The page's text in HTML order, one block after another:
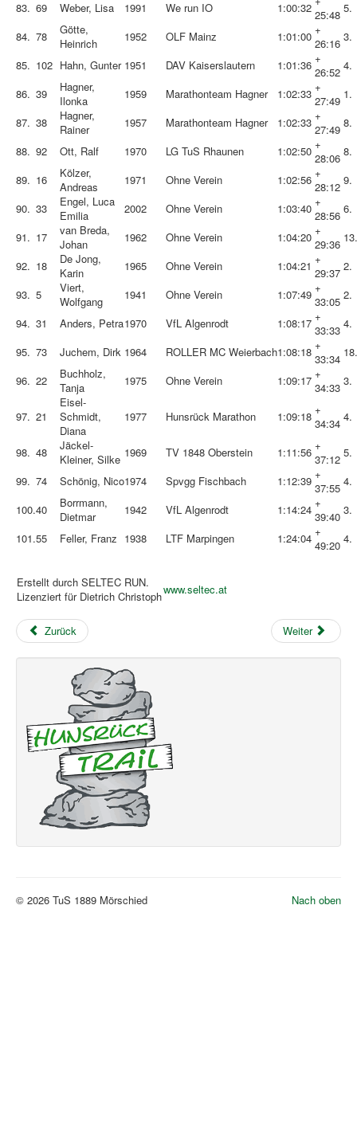
83. 69 Weber, Lisa 1991 We run IO 1:00:32 25:48 5.
84. 78
Götte,
Heinrich
1952 OLF Mainz 1:01:00 +
26:16 3.
85. 102 Hahn, Gunter 1951 DAV Kaiserslautern 1:01:36 +
26:52 4.
86. 39
Hagner,
Ilonka
1959 Marathonteam Hagner 1:02:33 +
27:49 1.
87. 38
Hagner,
Rainer
1957 Marathonteam Hagner 1:02:33 +
27:49 8.
88. 92 Ott, Ralf 1970 LG TuS Rhaunen 1:02:50 +
28:06 8.
89. 16
Kölzer,
Andreas
1971 Ohne Verein 1:02:56 +
28:12 9.
90. 33
Engel, Luca
Emilia
2002 Ohne Verein 1:03:40 +
28:56 6.
91. 17
van Breda,
Johan
1962 Ohne Verein 1:04:20 +
29:36 13.
92. 18
De Jong,
Karin
1965 Ohne Verein 1:04:21 +
29:37 2.
93. 5
Viert,
Wolfgang
1941 Ohne Verein 1:07:49 +
33:05 2.
94. 31 Anders, Petra1970 VfL Algenrodt 1:08:17 +
33:33 4.
95. 73 Juchem, Dirk 1964 ROLLER MC Weierbach1:08:18 +
33:34 18.
96. 22
Buchholz,
Tanja
1975 Ohne Verein 1:09:17 +
34:33 3.
97. 21
Eisel-
Schmidt,
Diana
1977 Hunsrück Marathon 1:09:18 +
34:34 4.
98. 48
Jäckel-
Kleiner, Silke 1969 TV 1848 Oberstein 1:11:56 +
37:12 5.
99. 74 Schönig, Nico1974 Spvgg Fischbach 1:12:39 +
37:55 4.
100.40
Borrmann,
Dietmar
1942 VfL Algenrodt 1:14:24 +
39:40 3.
101.55 Feller, Franz 1938 LTF Marpingen 1:24:04 +
49:20 4.
Erstellt durch SELTEC RUN.
Lizenziert für Dietrich Christophwww.seltec.at
Zurück Weiter
Nach oben
© 2026 TuS 1889 Mörschied